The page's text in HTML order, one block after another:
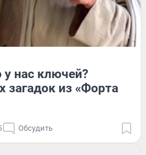
у нас ключей?
из «Форта
Обсудить